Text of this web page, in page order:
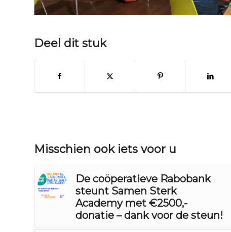
Deel dit stuk
Misschien ook iets voor u
De coöperatieve Rabobank
steunt Samen Sterk
Academy met €2500,-
donatie – dank voor de steun!